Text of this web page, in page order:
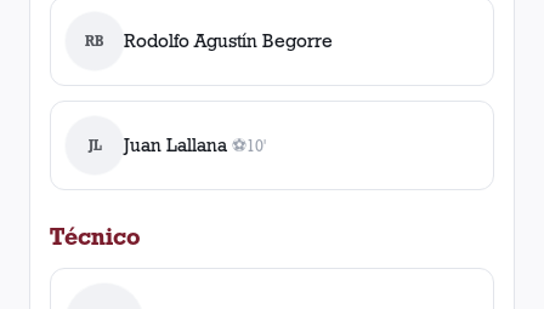
RB Rodolfo Agustín Begorre
JL Juan Lallana ⚽
1gol
10'
Técnico